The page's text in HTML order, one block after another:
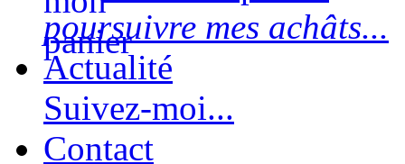
poursuivre mes achâts...
Actualité
Suivez-moi...
Contact